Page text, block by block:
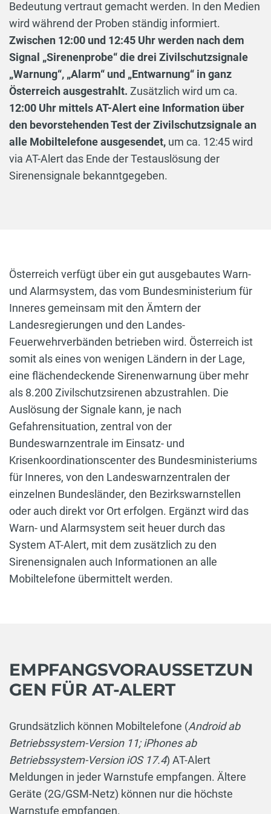
Bedeutung vertraut gemacht werden. In den Medien
wird während der Proben ständig informiert.
Zwischen 12:00 und 12:45 Uhr werden nach dem
Signal „Sirenenprobe“ die drei Zivilschutzsignale
„Warnung“, „Alarm“ und „Entwarnung“ in ganz
Österreich ausgestrahlt. Zusätzlich wird um ca.
12:00 Uhr mittels AT-Alert eine Information über
den bevorstehenden Test der Zivilschutzsignale an
alle Mobiltelefone ausgesendet, um ca. 12:45 wird
via AT-Alert das Ende der Testauslösung der
Sirenensignale bekanntgegeben.
Österreich verfügt über ein gut ausgebautes Warn-
und Alarmsystem, das vom Bundesministerium für
Inneres gemeinsam mit den Ämtern der
Landesregierungen und den Landes-
Feuerwehrverbänden betrieben wird. Österreich ist
somit als eines von wenigen Ländern in der Lage,
eine flächendeckende Sirenenwarnung über mehr
als 8.200 Zivilschutzsirenen abzustrahlen. Die
Auslösung der Signale kann, je nach
Gefahrensituation, zentral von der
Bundeswarnzentrale im Einsatz- und
Krisenkoordinationscenter des Bundesministeriums
für Inneres, von den Landeswarnzentralen der
einzelnen Bundesländer, den Bezirkswarnstellen
oder auch direkt vor Ort erfolgen. Ergänzt wird das
Warn- und Alarmsystem seit heuer durch das
System AT-Alert, mit dem zusätzlich zu den
Sirenensignalen auch Informationen an alle
Mobiltelefone übermittelt werden.
EMPFANGSVORAUSSETZUN
GEN FÜR AT-ALERT
Grundsätzlich können Mobiltelefone (Android ab
Betriebssystem-Version 11; iPhones ab
Betriebssystem-Version iOS 17.4) AT-Alert
Meldungen in jeder Warnstufe empfangen. Ältere
Geräte (2G/GSM-Netz) können nur die höchste
Warnstufe empfangen.